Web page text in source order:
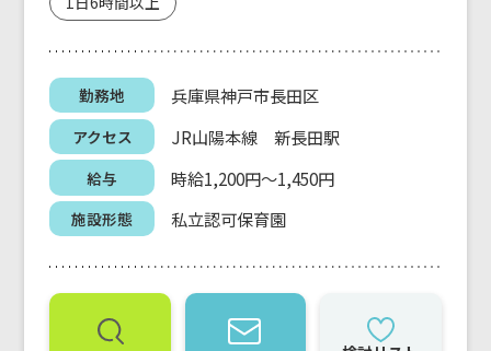
勤務地 兵庫県神戸市長田区
アクセス JR山陽本線 新長田駅
給与 時給1,200円～1,450円
施設形態 私立認可保育園